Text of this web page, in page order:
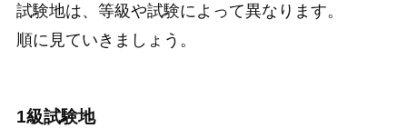
試験地は、等級や試験によって異なります。
順に見ていきましょう。
1級試験地